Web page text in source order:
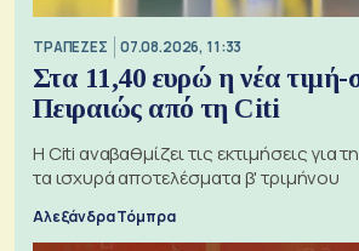
ΤΡΑΠΕΖΕΣ 07.08.2026, 11:33
Στα 11,40 ευρώ η νέα τιμή-
Πειραιώς από τη Citi
Η Citi αναβαθμίζει τις εκτιμήσεις για
τα ισχυρά αποτελέσματα β' τριμήνου
Αλεξάνδρα Τόμπρα